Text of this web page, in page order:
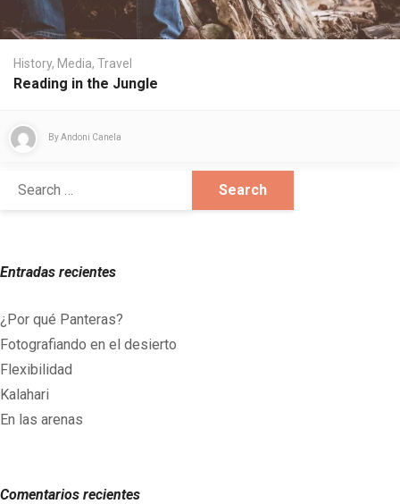
History, Media, Travel
Reading in the Jungle
ByAndoni Canela
Entradas recientes
¿Por qué Panteras?
Fotografiando en el desierto
Flexibilidad
Kalahari
En las arenas
Comentarios recientes